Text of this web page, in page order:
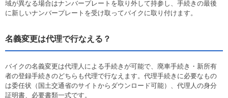
域が異なる場合はナンバープレートを取り外して持参し、手続きの最後
に新しいナンバープレートを受け取ってバイクに取り付けます。
名義変更は代理で行なえる？
バイクの名義変更は代理人による手続きが可能で、廃車手続き・新所有
者の登録手続きのどちらも代理で行なえます。代理手続きに必要なもの
は委任状（国土交通省のサイトからダウンロード可能）、代理人の身分
証明書、必要書類一式です。